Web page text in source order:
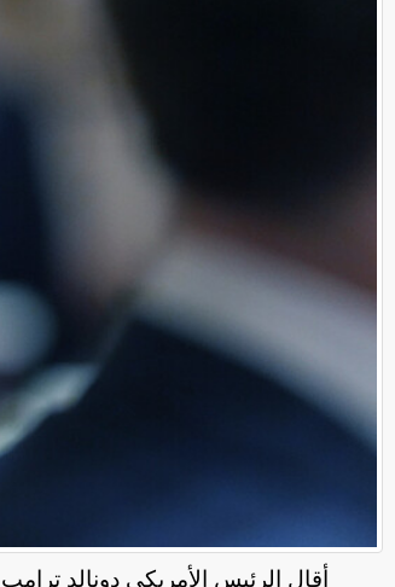
أقال الرئيس الأمريكي دونالد ترامب